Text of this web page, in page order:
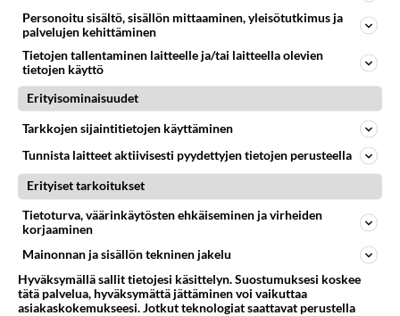
Äänestä Kommentoi
Anonyymi00012
2025-12-15 13:06:25
Anonyymi00011kirjoitti:
Ei se ole ostajan tehtävä joutua töihin myyjän
laiminlyöntien/ ahneuden / virheellisen mainonnan
takia, kun on maksanut tuotteesta täyden hinnan!
Hedelmien kypsyttämöthän ovat Etelä- Ruotsissa,
Onko pelkkää häikäilemätönhä ahneutta, kun tuotteet
myydään ennenkuin ne ovat myyntikunnossa? Kuten
banaanitkin- vihreinä.
Lue lisää
Oletko ajatellut, että kyseessä on hedelmien
säilymisestä. Jos olisivat kypsiä niin valittaisit
pilalle meneneistä omenista.
Äänestä Kommentoi
Personoitu sisältö, sisällön mittaaminen, yleisötutkimus ja
palvelujen kehittäminen
Tietojen tallentaminen laitteelle ja/tai laitteella olevien
tietojen käyttö
Erityisominaisuudet
Tarkkojen sijaintitietojen käyttäminen
Tunnista laitteet aktiivisesti pyydettyjen tietojen perusteella
Erityiset tarkoitukset
Tietoturva, väärinkäytösten ehkäiseminen ja virheiden
korjaaminen
Mainonnan ja sisällön tekninen jakelu
Hyväksymällä sallit tietojesi käsittelyn. Suostumuksesi koskee
tätä palvelua, hyväksymättä jättäminen voi vaikuttaa
asiakaskokemukseesi. Jotkut teknologiat saattavat perustella